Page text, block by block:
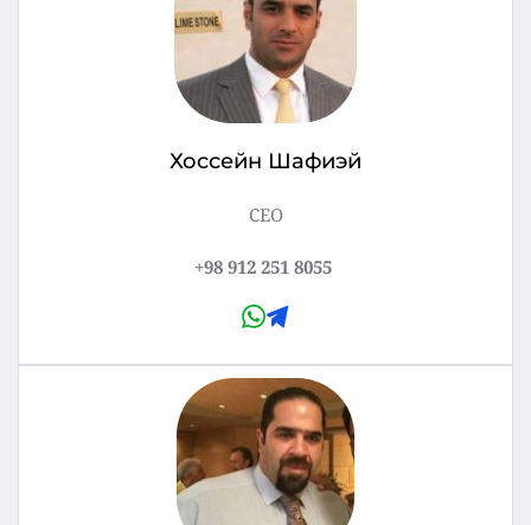
Хоссейн Шафиэй
CEO
+98 912 251 8055